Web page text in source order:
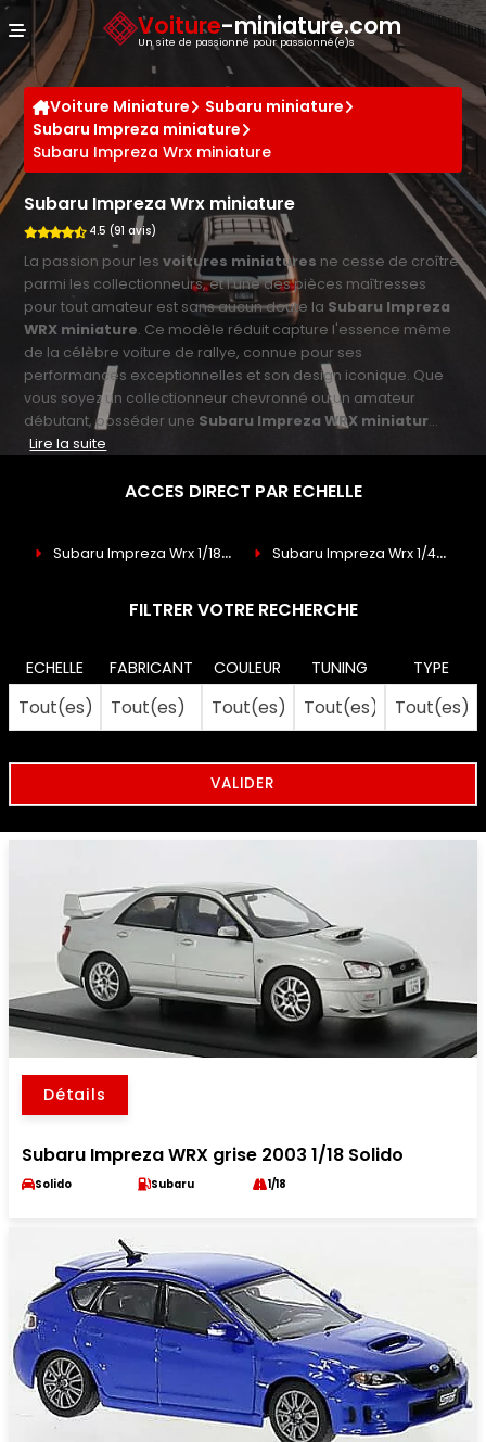
Voiture-miniature.com
Un site de passionné pour passionné(e)s
Voiture Miniature
Subaru miniature
Subaru Impreza miniature
Subaru Impreza Wrx miniature
Subaru Impreza Wrx miniature
4.5 (91 avis)
La passion pour lesvoitures miniatures ne cesse de croître
parmi les collectionneurs, et l'une des pièces maîtresses
pour tout amateur est sans aucun doute la Subaru Impreza
WRX miniature. Ce modèle réduit capture l'essence même
de la célèbre voiture de rallye, connue pour ses
performances exceptionnelles et son design iconique. Que
vous soyez un collectionneur chevronné ou un amateur
débutant, posséder une Subaru Impreza WRX miniatur...
Lire la suite
ACCES DIRECT PAR ECHELLE
Subaru Impreza Wrx 1/18 (7) Subaru Impreza Wrx 1/43
FILTRER VOTRE RECHERCHE
ECHELLE FABRICANT COULEUR TUNING TYPE
Détails
Subaru Impreza WRX grise 2003 1/18 Solido
Solido Subaru 1/18
Panneau de gestion des cookies